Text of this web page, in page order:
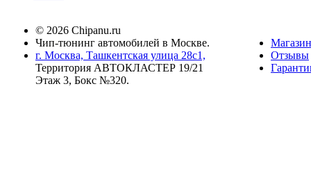
© 2026 Chipanu.ru
Чип-тюнинг автомобилей в Москве.
г. Москва, Ташкентская улица 28с1,
Территория АВТОКЛАСТЕР 19/21
Этаж 3, Бокс №320.
Отзывы